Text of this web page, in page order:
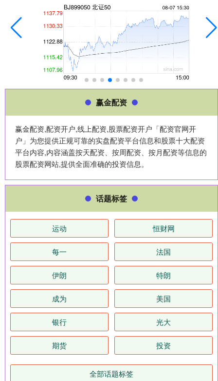
赢金配资
赢金配资,配资开户,线上配资,股票配资开户「配资官网开
户」为您提供正规可靠的实盘配资平台信息和股票十大配资
平台内容,内容涵盖按天配资、按周配资、按月配资等信息的
股票配资网站,提供全面准确的投资信息。
话题标签
运动 恒财网
每一 法国
伊朗 特朗
成为 美国
银行 光大
期货 投资
全部话题标签